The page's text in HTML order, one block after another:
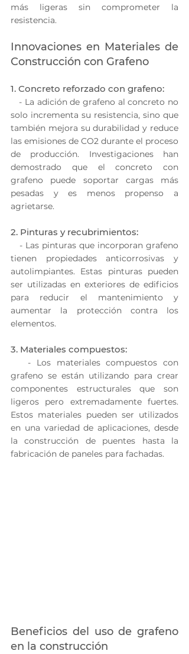
más ligeras sin comprometer la
resistencia.
Innovaciones en Materiales de
Construcción con Grafeno
1. Concreto reforzado con grafeno:
solo incrementa su resistencia, sino que
también mejora su durabilidad y reduce
las emisiones de CO2 durante el proceso
de producción. Investigaciones han
demostrado que el concreto con
grafeno puede soportar cargas más
pesadas y es menos propenso a
agrietarse.
2. Pinturas y recubrimientos:
tienen propiedades anticorrosivas y
autolimpiantes. Estas pinturas pueden
ser utilizadas en exteriores de edificios
para reducir el mantenimiento y
aumentar la protección contra los
elementos.
3. Materiales compuestos:
grafeno se están utilizando para crear
componentes estructurales que son
ligeros pero extremadamente fuertes.
Estos materiales pueden ser utilizados
en una variedad de aplicaciones, desde
la construcción de puentes hasta la
fabricación de paneles para fachadas.
Beneficios del uso de grafeno
en la construcción